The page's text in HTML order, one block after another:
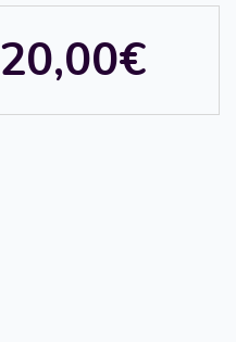
20,00€